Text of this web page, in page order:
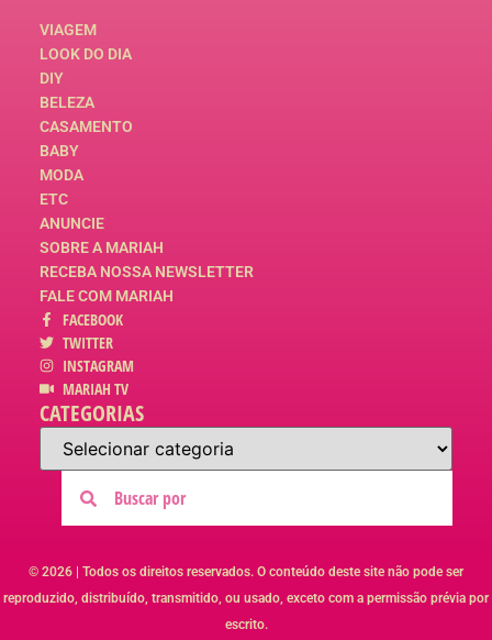
VIAGEM
LOOK DO DIA
DIY
BELEZA
CASAMENTO
BABY
MODA
ETC
ANUNCIE
SOBRE A MARIAH
RECEBA NOSSA NEWSLETTER
FALE COM MARIAH
FACEBOOK
TWITTER
INSTAGRAM
MARIAH TV
CATEGORIAS
© 2026 | Todos os direitos reservados. O conteúdo deste site não pode ser
reproduzido, distribuído, transmitido, ou usado, exceto com a permissão prévia por
escrito.